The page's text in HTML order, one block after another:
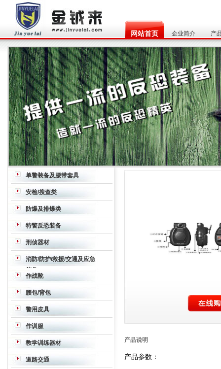
网站首页 企业简介 产
单警装备及腰带套具
腰带
枪套 枪箱/枪包
安检/搜查类
炸药、毒品探测器 危险液体检查仪
墙雷达
防爆及排爆类
特警反恐装备
战术背心 护肘护膝
手套 战术枪背带 护目镜 防弹衣 防弹防
刺战术背心 防弹头盔 防弹面罩 背囊
暴服
头盔 盾牌
速破玻璃器 消防斧/撬杠强力组合 手动
破拆工具组 军事应急反应套装
击工具
组合撞击锤
刑侦器材
望远镜 夜视仪 热成像仪 密拍、取证
消防/防护/救援/交通及应急
储备
空气呼吸器
作战靴
作战靴腰包/背包
腰包/背包警用皮具
皮具
作训服
作训服教学训练器材
道路交通
产品说明
产品参数：